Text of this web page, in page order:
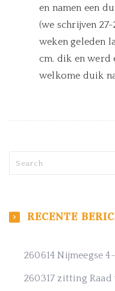
en namen een
(we schrijven
weken geleden
cm. dik en werd
welkome duik
RECENTE
260614 Nijmeegse
260317 zitting Raad